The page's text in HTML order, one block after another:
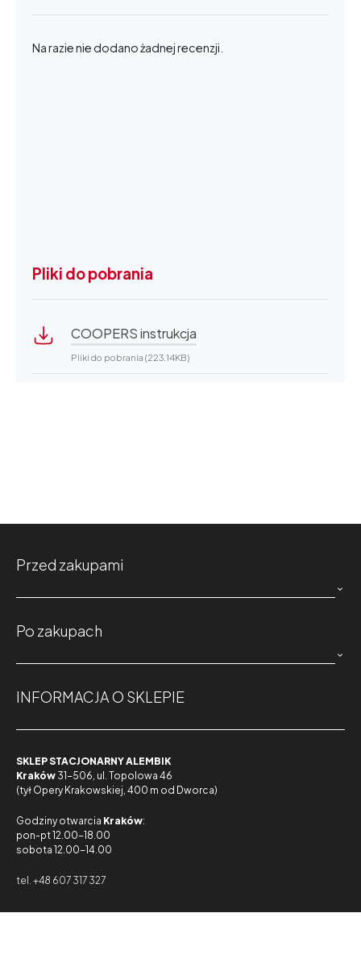
Na razie nie dodano żadnej recenzji.
Pliki do pobrania
COOPERS instrukcja
Pliki do pobrania (223.14KB)
Przed zakupami

Po zakupach

INFORMACJA O SKLEPIE
SKLEP STACJONARNY ALEMBIK
Kraków 31-506, ul. Topolowa 46
(tył Opery Krakowskiej, 400 m od Dworca)
Godziny otwarcia Kraków:
pon-pt 12.00-18.00
sobota 12.00-14.00
tel. +48 607 317 327